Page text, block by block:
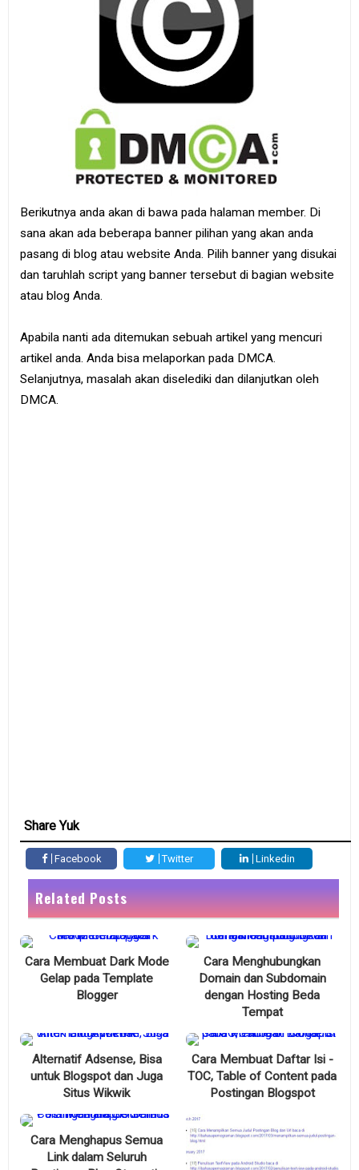
Berikutnya anda akan di bawa pada halaman member. Di
sana akan ada beberapa banner pilihan yang akan anda
pasang di blog atau website Anda. Pilih banner yang disukai
dan taruhlah script yang banner tersebut di bagian website
atau blog Anda.
Apabila nanti ada ditemukan sebuah artikel yang mencuri
artikel anda. Anda bisa melaporkan pada DMCA.
Selanjutnya, masalah akan diselediki dan dilanjutkan oleh
DMCA.
Share Yuk
Facebook Twitter Linkedin
Related Posts
Cara Membuat Dark Mode
Gelap pada Template
Blogger
Cara Menghubungkan
Domain dan Subdomain
dengan Hosting Beda
Tempat
Alternatif Adsense, Bisa
untuk Blogspot dan Juga
Situs Wikwik
Cara Membuat Daftar Isi -
TOC, Table of Content pada
Postingan Blogspot
Cara Menghapus Semua
Link dalam Seluruh